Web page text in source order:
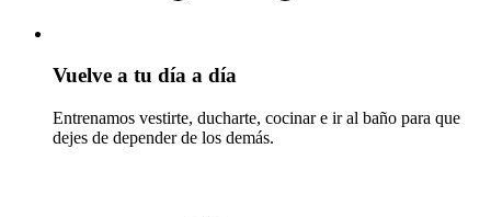
Vuelve a tu día a día
Entrenamos vestirte, ducharte, cocinar e ir al baño para que
dejes de depender de los demás.